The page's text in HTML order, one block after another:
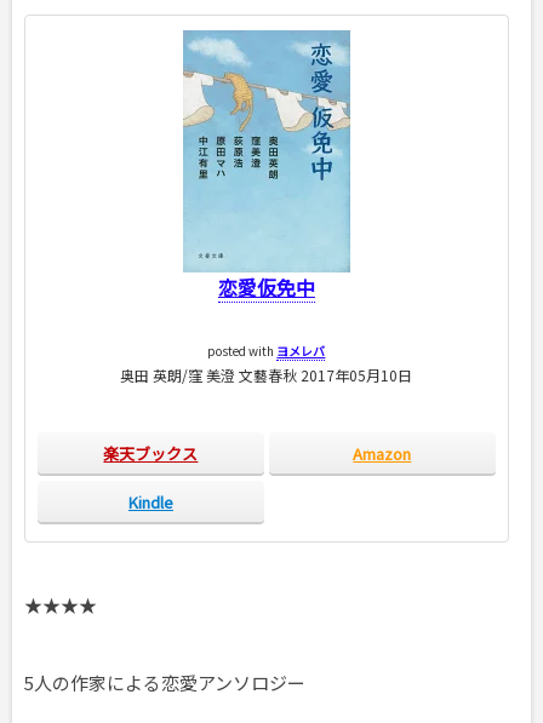
恋愛仮免中
posted with ヨメレバ
奥田 英朗/窪 美澄 文藝春秋 2017年05月10日
楽天ブックス Amazon
Kindle
★★★★
5人の作家による恋愛アンソロジー